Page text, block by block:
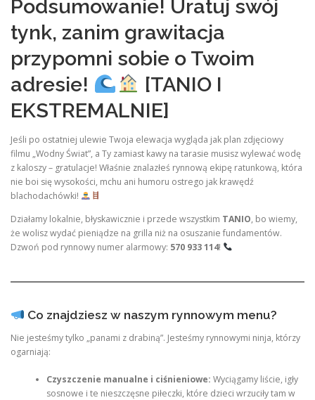
Podsumowanie! Uratuj swój
tynk, zanim grawitacja
przypomni sobie o Twoim
adresie!
[TANIO I
EKSTREMALNIE]
Jeśli po ostatniej ulewie Twoja elewacja wygląda jak plan zdjęciowy
filmu „Wodny Świat”, a Ty zamiast kawy na tarasie musisz wylewać wodę
z kaloszy – gratulacje! Właśnie znalazłeś rynnową ekipę ratunkową, która
nie boi się wysokości, mchu ani humoru ostrego jak krawędź
blachodachówki!
Działamy lokalnie, błyskawicznie i przede wszystkim TANIO, bo wiemy,
że wolisz wydać pieniądze na grilla niż na osuszanie fundamentów.
Dzwoń pod rynnowy numer alarmowy: 570 933 114!
Co znajdziesz w naszym rynnowym menu?
Nie jesteśmy tylko „panami z drabiną”. Jesteśmy rynnowymi ninja, którzy
ogarniają:
Czyszczenie manualne i ciśnieniowe: Wyciągamy liście, igły
sosnowe i te nieszczęsne piłeczki, które dzieci wrzuciły tam w